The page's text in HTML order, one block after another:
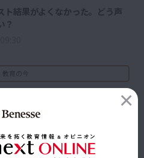
ト結果がよくなかった。どう声
？
教育の今